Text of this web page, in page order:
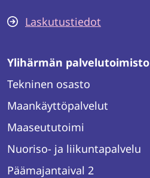
Laskutustiedot
Ylihärmän palvelutoimisto
Tekninen osasto
Maankäyttöpalvelut
Maaseututoimi
Nuoriso- ja liikuntapalvelu
Päämajantaival 2